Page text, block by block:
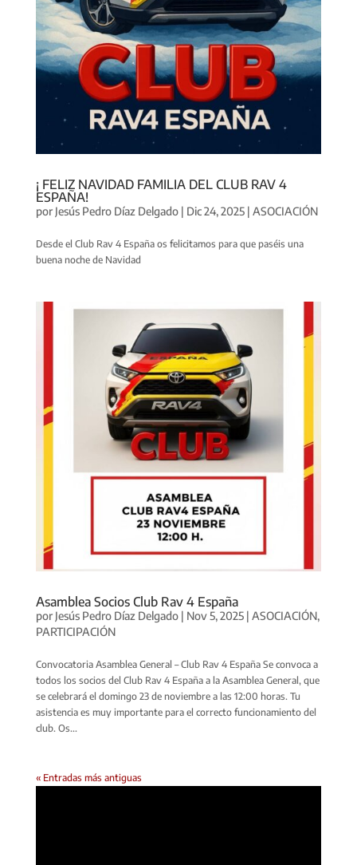
¡ FELIZ NAVIDAD FAMILIA DEL CLUB RAV 4
ESPAÑA!
por Jesús Pedro Díaz Delgado| Dic 24, 2025| ASOCIACIÓN
Desde el Club Rav 4 España os felicitamos para que paséis una
buena noche de Navidad
Asamblea Socios Club Rav 4 España
por Jesús Pedro Díaz Delgado| Nov 5, 2025| ASOCIACIÓN,
PARTICIPACIÓN
Convocatoria Asamblea General – Club Rav 4 España Se convoca a
todos los socios del Club Rav 4 España a la Asamblea General, que
se celebrará el domingo 23 de noviembre a las 12:00 horas. Tu
asistencia es muy importante para el correcto funcionamiento del
club. Os...
« Entradas más antiguas